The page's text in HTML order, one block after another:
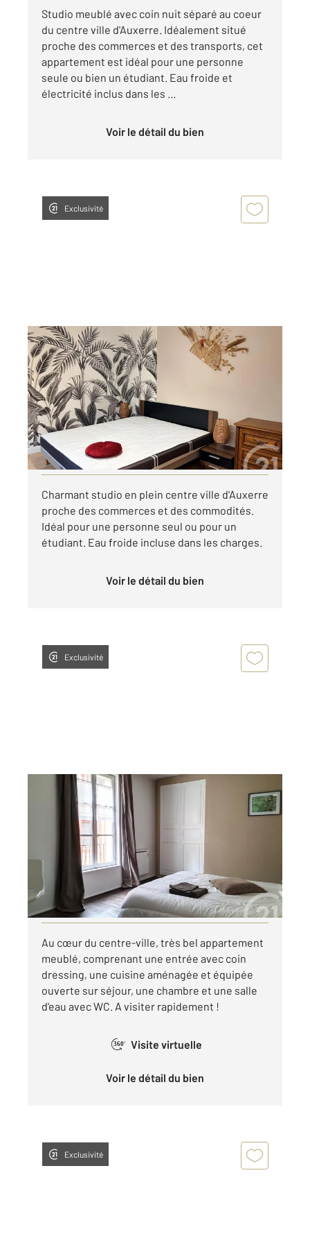
Studio meublé avec coin nuit séparé au coeur
du centre ville d'Auxerre. Idéalement situé
proche des commerces et des transports, cet
appartement est idéal pour une personne
seule ou bien un étudiant. Eau froide et
électricité inclus dans les ...
Voir le détail du bien
Exclusivité
AUXERRE 89
15,61 m2, 1 pièce
Ref : 20432
Appartement Studio à louer
400 €
par mois charges comprises
Visiter le site dédié
Charmant studio en plein centre ville d'Auxerre
proche des commerces et des commodités.
Idéal pour une personne seul ou pour un
étudiant. Eau froide incluse dans les charges.
Voir le détail du bien
Exclusivité
AUXERRE 89
, 2 pièces
Ref : 20431
Appartement F2 à louer
600 €
par mois charges comprises
Visiter le site dédié
Au cœur du centre-ville, très bel appartement
meublé, comprenant une entrée avec coin
dressing, une cuisine aménagée et équipée
ouverte sur séjour, une chambre et une salle
d'eau avec WC. A visiter rapidement !
360° Visite virtuelle
Voir le détail du bien
Exclusivité